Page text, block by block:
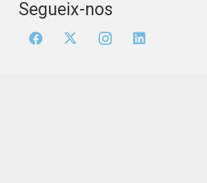
Segueix-nos